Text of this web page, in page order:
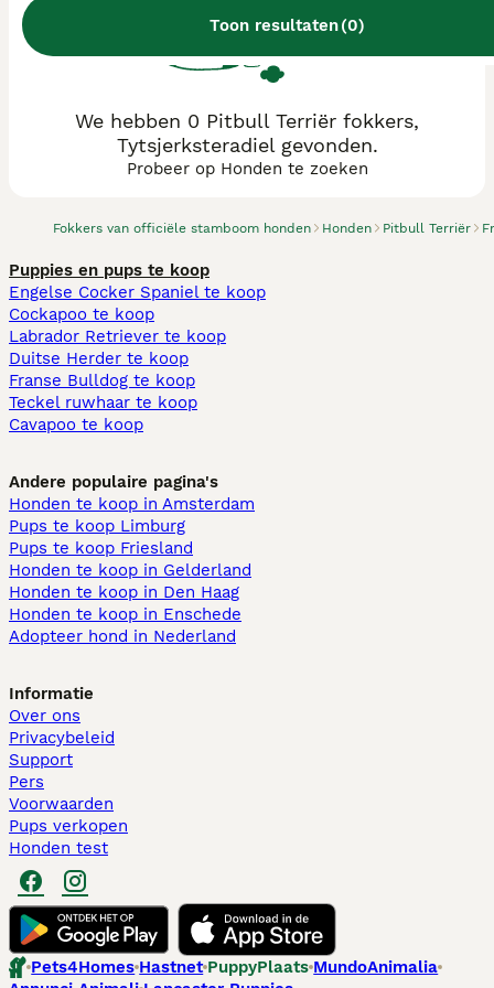
Toon resultaten(0)
Fokkers van officiële stamboom honden Honden Pitbull Terriër
We hebben 0 Pitbull Terriër fokkers,
Tytsjerksteradiel gevonden.
Probeer op Honden te zoeken
Puppies en pups te koop
Engelse Cocker Spaniel te koop
Cockapoo te koop
Labrador Retriever te koop
Duitse Herder te koop
Franse Bulldog te koop
Teckel ruwhaar te koop
Cavapoo te koop
Andere populaire pagina's
Honden te koop in Amsterdam
Pups te koop Limburg​
Pups te koop Friesland​
Honden te koop in Gelderland
Honden te koop in Den Haag
Honden te koop in Enschede
Adopteer hond in Nederland
Informatie
Over ons
Privacybeleid
Support
Pers
Voorwaarden
Pups verkopen
Honden test
Pets4Homes Hastnet PuppyPlaats MundoAnimalia